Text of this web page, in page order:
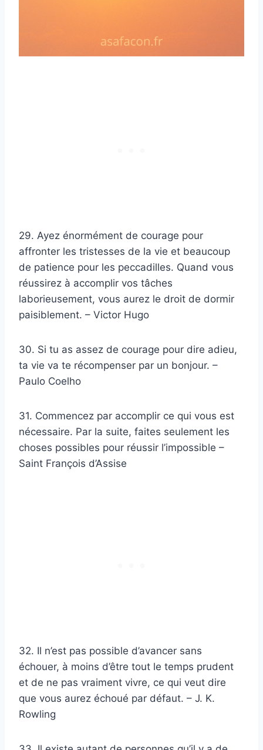
29. Ayez énormément de courage pour
affronter les tristesses de la vie et beaucoup
de patience pour les peccadilles. Quand vous
réussirez à accomplir vos tâches
laborieusement, vous aurez le droit de dormir
paisiblement. – Victor Hugo
30. Si tu as assez de courage pour dire adieu,
ta vie va te récompenser par un bonjour. –
Paulo Coelho
31. Commencez par accomplir ce qui vous est
nécessaire. Par la suite, faites seulement les
choses possibles pour réussir l’impossible –
Saint François d’Assise
32. Il n’est pas possible d’avancer sans
échouer, à moins d’être tout le temps prudent
et de ne pas vraiment vivre, ce qui veut dire
que vous aurez échoué par défaut. – J. K.
Rowling